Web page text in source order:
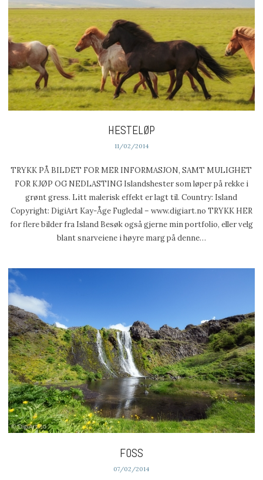
HESTELØP
11/02/2014
TRYKK PÅ BILDET FOR MER INFORMASJON, SAMT MULIGHET
FOR KJØP OG NEDLASTING Islandshester som løper på rekke i
grønt gress. Litt malerisk effekt er lagt til. Country: Island
Copyright: DigiArt Kay-Åge Fugledal – www.digiart.no TRYKK HER
for flere bilder fra Island Besøk også gjerne min portfolio, eller velg
blant snarveiene i høyre marg på denne…
FOSS
07/02/2014